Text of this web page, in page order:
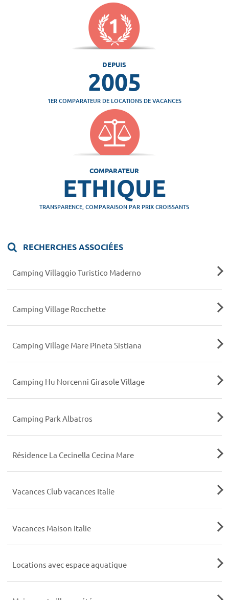
DEPUIS
2005
1ER COMPARATEUR DE LOCATIONS DE VACANCES
COMPARATEUR
ETHIQUE
TRANSPARENCE, COMPARAISON PAR PRIX CROISSANTS
RECHERCHES ASSOCIÉES
Camping Villaggio Turistico Maderno
Camping Village Rocchette
Camping Village Mare Pineta Sistiana
Camping Hu Norcenni Girasole Village
Camping Park Albatros
Résidence La Cecinella Cecina Mare
Vacances Club vacances Italie
Vacances Maison Italie
Locations avec espace aquatique